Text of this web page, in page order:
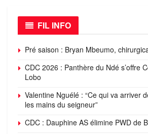
FIL INFO
Pré saison : Bryan Mbeumo,
CDC 2026 : Panthère du Ndé s’offre
Lobo
Valentine Nguélé : “Ce qui va arriver
les mains du seigneur”
CDC : Dauphine AS élimine PWD de